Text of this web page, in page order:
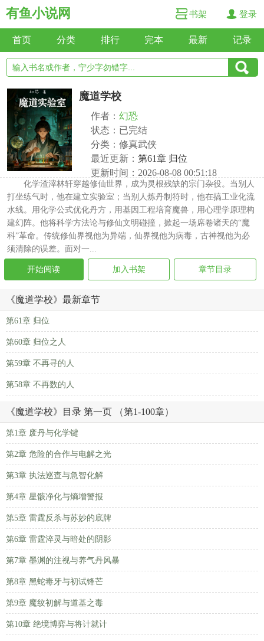
有鱼小说网 书架 登录
首页 分类 排行 完本 最新 记录
魔道学校
作者： 幻恐
状态：已完结
分类：修真武侠
最近更新： 第61章 归位
更新时间：2026-08-08 00:51:18
化学渣滓林轩穿越修仙世界，成为灵根残缺的宗门杂役。当别人
打坐练气时，他在建立实验室；当别人炼丹制符时，他在搞工业化流
水线。用化学公式优化丹方，用基因工程培育魔兽，用心理学原理构
建幻阵。他将科学方法论与修仙文明碰撞，掀起一场席卷诸天的“魔
科”革命。传统修仙界视他为异端，仙界视他为病毒，古神视他为必
须清除的误差。面对一...
开始阅读 加入书架 章节目录
《魔道学校》最新章节
第61章 归位
第60章 归位之人
第59章 不再寻的人
第58章 不再数的人
《魔道学校》目录 第一页 （第1-100章）
第1章 废丹与化学键
第2章 危险的合作与电解之光
第3章 执法巡查与急智化解
第4章 星骸净化与熵增警报
第5章 雷霆反杀与苏妙的底牌
第6章 雷霆淬灵与暗处的阴影
第7章 墨渊的注视与养气丹风暴
第8章 黑蛇毒牙与初试锋芒
第9章 魔纹初解与道基之毒
第10章 绝境博弈与将计就计